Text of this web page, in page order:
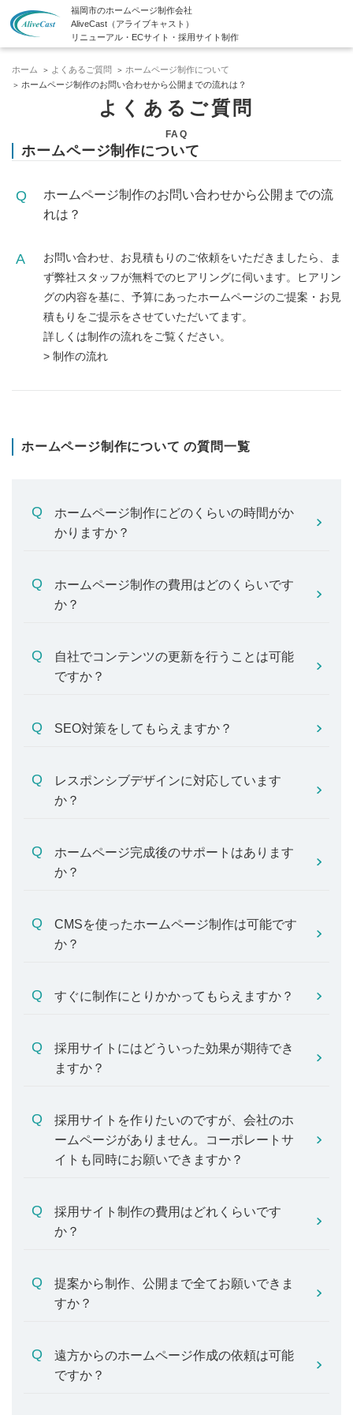
福岡市のホームページ制作会社
AliveCast（アライブキャスト）
リニューアル・ECサイト・採用サイト制作
ホーム よくあるご質問
ホームページ制作について
ホームページ制作のお問い合わせから公開までの流れは？
よくあるご質問
FAQ
ホームページ制作について
ホームページ制作のお問い合わせから公開までの流
れは？
お問い合わせ、お見積もりのご依頼をいただきましたら、ま
ず弊社スタッフが無料でのヒアリングに伺います。ヒアリン
グの内容を基に、予算にあったホームページのご提案・お見
積もりをご提示をさせていただいてます。
詳しくは制作の流れをご覧ください。
> 制作の流れ
ホームページ制作について の質問一覧
ホームページ制作にどのくらいの時間がか
かりますか？
ホームページ制作の費用はどのくらいです
か？
自社でコンテンツの更新を行うことは可能
ですか？
SEO対策をしてもらえますか？
レスポンシブデザインに対応しています
か？
ホームページ完成後のサポートはあります
か？
CMSを使ったホームページ制作は可能です
か？
すぐに制作にとりかかってもらえますか？
採用サイトにはどういった効果が期待でき
ますか？
採用サイトを作りたいのですが、会社のホ
ームページがありません。コーポレートサ
イトも同時にお願いできますか？
採用サイト制作の費用はどれくらいです
か？
提案から制作、公開まで全てお願いできま
すか？
遠方からのホームページ作成の依頼は可能
ですか？